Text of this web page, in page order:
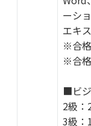
ーシ
エキ
※合
※合
■ビ
2級：
3級：